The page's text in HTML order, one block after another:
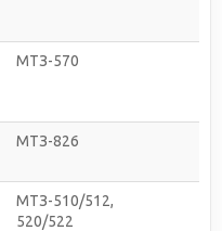
МТЗ-570
МТЗ-826
МТЗ-510/512,
520/522